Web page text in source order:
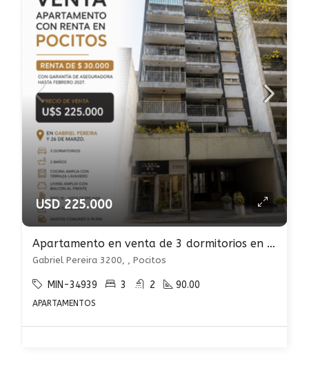
USD 225.000
Apartamento en venta de 3 dormitorios en Pocitos
Gabriel Pereira 3200, , Pocitos
MIN-34939 3 2 90.00
APARTAMENTOS